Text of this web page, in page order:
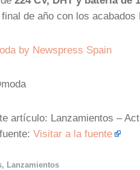
de año con los
by Newspress Spain
artículo: Lanzamientos –
Visitar a la fuente
, Lanzamientos